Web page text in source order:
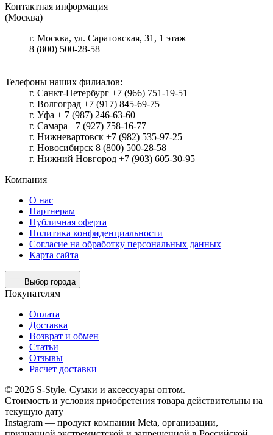
Контактная информация
(Москва)
г. Москва, ул. Саратовская, 31, 1 этаж
8 (800) 500-28-58
Телефоны наших филиалов:
г. Санкт-Петербург +7 (966) 751-19-51
г. Волгоград +7 (917) 845-69-75
г. Уфа + 7 (987) 246-63-60
г. Самара +7 (927) 758-16-77
г. Нижневартовск +7 (982) 535-97-25
г. Новосибирск 8 (800) 500-28-58
г. Нижний Новгород +7 (903) 605-30-95
Компания
О нас
Партнерам
Публичная оферта
Политика конфиденциальности
Согласие на обработку персональных данных
Карта сайта
Выбор города
Покупателям
Оплата
Доставка
Возврат и обмен
Статьи
Отзывы
Расчет доставки
© 2026 S-Style. Сумки и аксессуары оптом.
Cтоимость и условия приобретения товара действительны на
текущую дату
Instagram — продукт компании Meta, организации,